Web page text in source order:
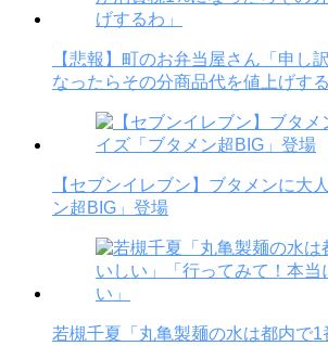
【悲報】町のお弁当屋さん「申し
なったらその分商品代を値上げする
【セブンイレブン】ブタメンに大
ン超BIG」登場
若槻千夏「丸亀製麺の水は都内で